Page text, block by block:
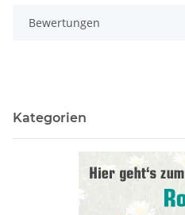
Bewertungen
Kategorien